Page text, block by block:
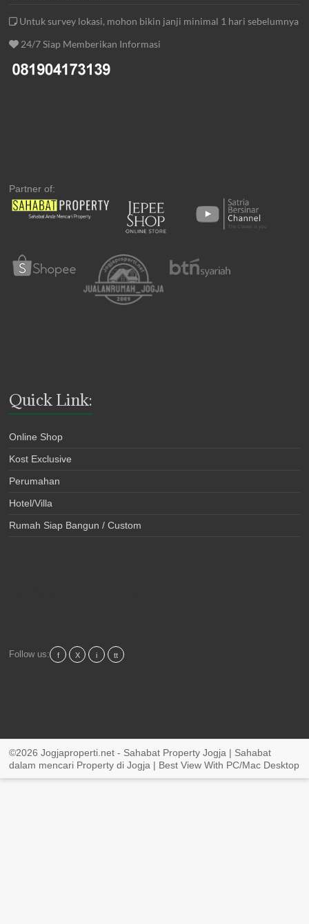
Untuk survey lokasi, mohon bikin janji minimal 1 hari sebelumnya
24/7 Siap Memberikan Informasi
Partner of:
Quick Link:
Online Shop
Kost Exclusive
Perumahan
Hotel/Villa
Rumah Siap Bangun / Custom
Follow us: f X i tt
©2026 Jogjaproperti.net - Sahabat Property Jogja | Sahabat
dalam mencari Property di Jogja | Best View With PC/Mac Desktop